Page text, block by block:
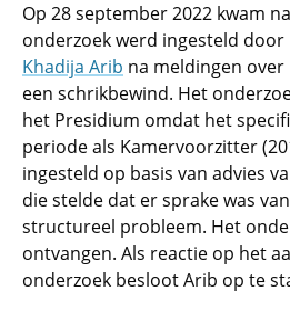
Op 28 september 2022 kwam
onderzoek werd ingesteld
Khadija Arib na meldingen
een schrikbewind. Het
het Presidium omdat het
periode als Kamervoorzitter
ingesteld op basis van advies
die stelde dat er sprake was
structureel probleem. Het
ontvangen. Als reactie op het
onderzoek besloot Arib op te